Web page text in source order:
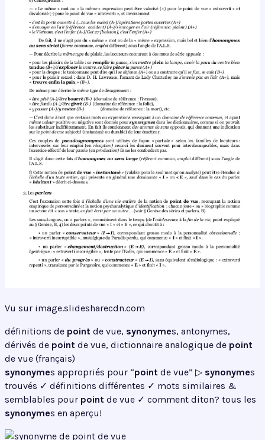
Vu sur image.slidesharecdn.com
définitions de point de vue, synonymes, antonymes,
dérivés de point de vue, dictionnaire analogique de point
de vue (français)
synonymes appropriés pour “point de vue” ▷ synonymes
trouvés ✓ définitions différentes ✓ mots similaires &
semblables pour point de vue ✓ comment diton? tous les
synonymes en aperçu!